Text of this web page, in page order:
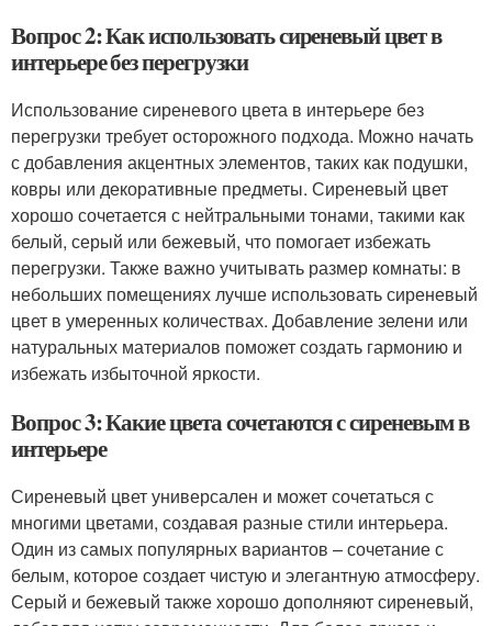
Вопрос 2: Как использовать сиреневый цвет в
интерьере без перегрузки
Использование сиреневого цвета в интерьере без
перегрузки требует осторожного подхода. Можно начать
с добавления акцентных элементов, таких как подушки,
ковры или декоративные предметы. Сиреневый цвет
хорошо сочетается с нейтральными тонами, такими как
белый, серый или бежевый, что помогает избежать
перегрузки. Также важно учитывать размер комнаты: в
небольших помещениях лучше использовать сиреневый
цвет в умеренных количествах. Добавление зелени или
натуральных материалов поможет создать гармонию и
избежать избыточной яркости.
Вопрос 3: Какие цвета сочетаются с сиреневым в
интерьере
Сиреневый цвет универсален и может сочетаться с
многими цветами, создавая разные стили интерьера.
Один из самых популярных вариантов – сочетание с
белым, которое создает чистую и элегантную атмосферу.
Серый и бежевый также хорошо дополняют сиреневый,